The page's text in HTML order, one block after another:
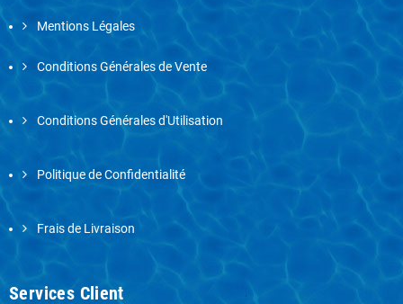
Mentions Légales
Conditions Générales de Vente
Conditions Générales d'Utilisation
Politique de Confidentialité
Frais de Livraison
Services Client